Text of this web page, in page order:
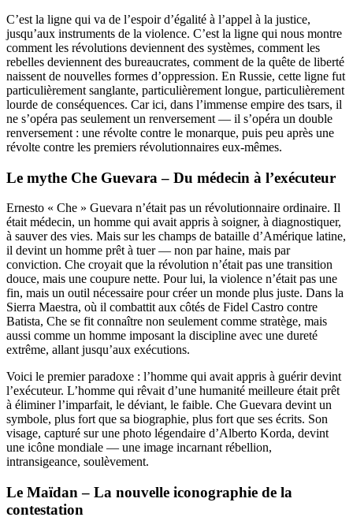
C’est la ligne qui va de l’espoir d’égalité à l’appel à la justice,
jusqu’aux instruments de la violence. C’est la ligne qui nous montre
comment les révolutions deviennent des systèmes, comment les
rebelles deviennent des bureaucrates, comment de la quête de liberté
naissent de nouvelles formes d’oppression. En Russie, cette ligne fut
particulièrement sanglante, particulièrement longue, particulièrement
lourde de conséquences. Car ici, dans l’immense empire des tsars, il
ne s’opéra pas seulement un renversement — il s’opéra un double
renversement : une révolte contre le monarque, puis peu après une
révolte contre les premiers révolutionnaires eux-mêmes.
Le mythe Che Guevara – Du médecin à l’exécuteur
Ernesto « Che » Guevara n’était pas un révolutionnaire ordinaire. Il
était médecin, un homme qui avait appris à soigner, à diagnostiquer,
à sauver des vies. Mais sur les champs de bataille d’Amérique latine,
il devint un homme prêt à tuer — non par haine, mais par
conviction. Che croyait que la révolution n’était pas une transition
douce, mais une coupure nette. Pour lui, la violence n’était pas une
fin, mais un outil nécessaire pour créer un monde plus juste. Dans la
Sierra Maestra, où il combattit aux côtés de Fidel Castro contre
Batista, Che se fit connaître non seulement comme stratège, mais
aussi comme un homme imposant la discipline avec une dureté
extrême, allant jusqu’aux exécutions.
Voici le premier paradoxe : l’homme qui avait appris à guérir devint
l’exécuteur. L’homme qui rêvait d’une humanité meilleure était prêt
à éliminer l’imparfait, le déviant, le faible. Che Guevara devint un
symbole, plus fort que sa biographie, plus fort que ses écrits. Son
visage, capturé sur une photo légendaire d’Alberto Korda, devint
une icône mondiale — une image incarnant rébellion,
intransigeance, soulèvement.
Le Maïdan – La nouvelle iconographie de la
contestation